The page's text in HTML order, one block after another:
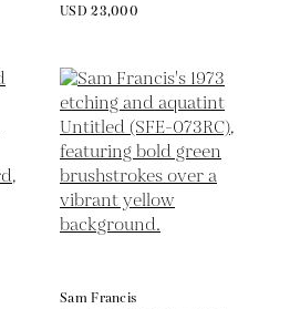
USD 23,000
Sam Francis